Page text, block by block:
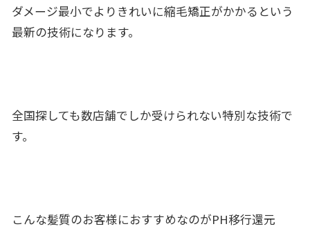
ダメージ最小でよりきれいに縮毛矯正がかかるという
最新の技術になります。
全国探しても数店舗でしか受けられない特別な技術で
す。
こんな髪質のお客様におすすめなのがPH移行還元